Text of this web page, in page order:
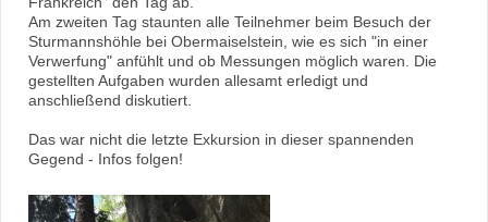
Am zweiten Tag staunten alle Teilnehmer beim Besuch der
Sturmannshöhle bei Obermaiselstein, wie es sich "in einer
Verwerfung" anfühlt und ob Messungen möglich waren. Die
gestellten Aufgaben wurden allesamt erledigt und
anschließend diskutiert.
Das war nicht die letzte Exkursion in dieser spannenden
Gegend - Infos folgen!